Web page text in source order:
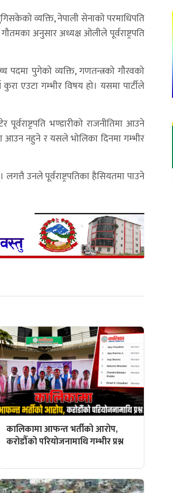
व्यक्ति, नेपाली सेनाको परमाधिपति
अनुसार अध्यक्ष ओलीले पूर्वराष्ट्रपति
पदमा पुगेको व्यक्ति, गणतन्त्रको गौरवको
एउटा गम्भीर विषय हो। यसमा पार्टीले
भण्डारीको राजनीतिमा आउने
आउन नहुने र यसले भोलिका दिनमा गम्भीर
उनले पूर्वराष्ट्रपतिका हैसियतमा पाउने
कालिकामा आफन्त भर्तीको आरोप,
करोडौँको परियोजनामाथि गम्भीर प्रश्न